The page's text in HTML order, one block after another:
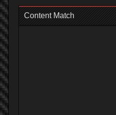
Content Match